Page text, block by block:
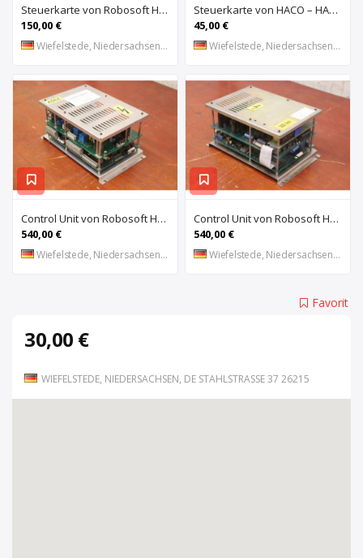
Steuerkarte von Robosoft HACO – HACC 013 PPES 30135
150,00 €
Wiefelstede, Niedersachsen, DE
Steuerkarte von HACO – HACE 032 PPES 30135
45,00 €
Wiefelstede, Niedersachsen, DE
Control Unit von Robosoft HACO – 411-1153 PPES 30135
540,00 €
Wiefelstede, Niedersachsen, DE
Control Unit von Robosoft HACO – 411-1084 / 412-0112 / 412-0094 PPES 30135
540,00 €
Wiefelstede, Niedersachsen, DE
Favorit
30,00 €
WIEFELSTEDE, NIEDERSACHSEN, DE STAHLSTRASSE 37 26215